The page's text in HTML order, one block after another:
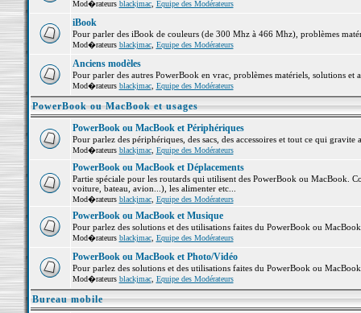
Mod�rateurs blackjmac, Equipe des Modérateurs
iBook
Pour parler des iBook de couleurs (de 300 Mhz à 466 Mhz), problèmes
Mod�rateurs blackjmac, Equipe des Modérateurs
Anciens modèles
Pour parler des autres PowerBook en vrac, problèmes matériels, solutions et
Mod�rateurs blackjmac, Equipe des Modérateurs
PowerBook ou MacBook et usages
PowerBook ou MacBook et Périphériques
Pour parlez des périphériques, des sacs, des accessoires et tout ce qui
Mod�rateurs blackjmac, Equipe des Modérateurs
PowerBook ou MacBook et Déplacements
Partie spéciale pour les routards qui utilisent des PowerBook ou MacBook.
voiture, bateau, avion...), les alimenter etc...
Mod�rateurs blackjmac, Equipe des Modérateurs
PowerBook ou MacBook et Musique
Pour parlez des solutions et des utilisations faites du PowerBook ou
Mod�rateurs blackjmac, Equipe des Modérateurs
PowerBook ou MacBook et Photo/Vidéo
Pour parlez des solutions et des utilisations faites du PowerBook ou
Mod�rateurs blackjmac, Equipe des Modérateurs
Bureau mobile